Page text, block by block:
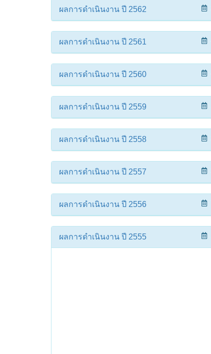
ผลการดำเนินงาน ปี 2562
ผลการดำเนินงาน ปี 2561
ผลการดำเนินงาน ปี 2560
ผลการดำเนินงาน ปี 2559
ผลการดำเนินงาน ปี 2558
ผลการดำเนินงาน ปี 2557
ผลการดำเนินงาน ปี 2556
ผลการดำเนินงาน ปี 2555